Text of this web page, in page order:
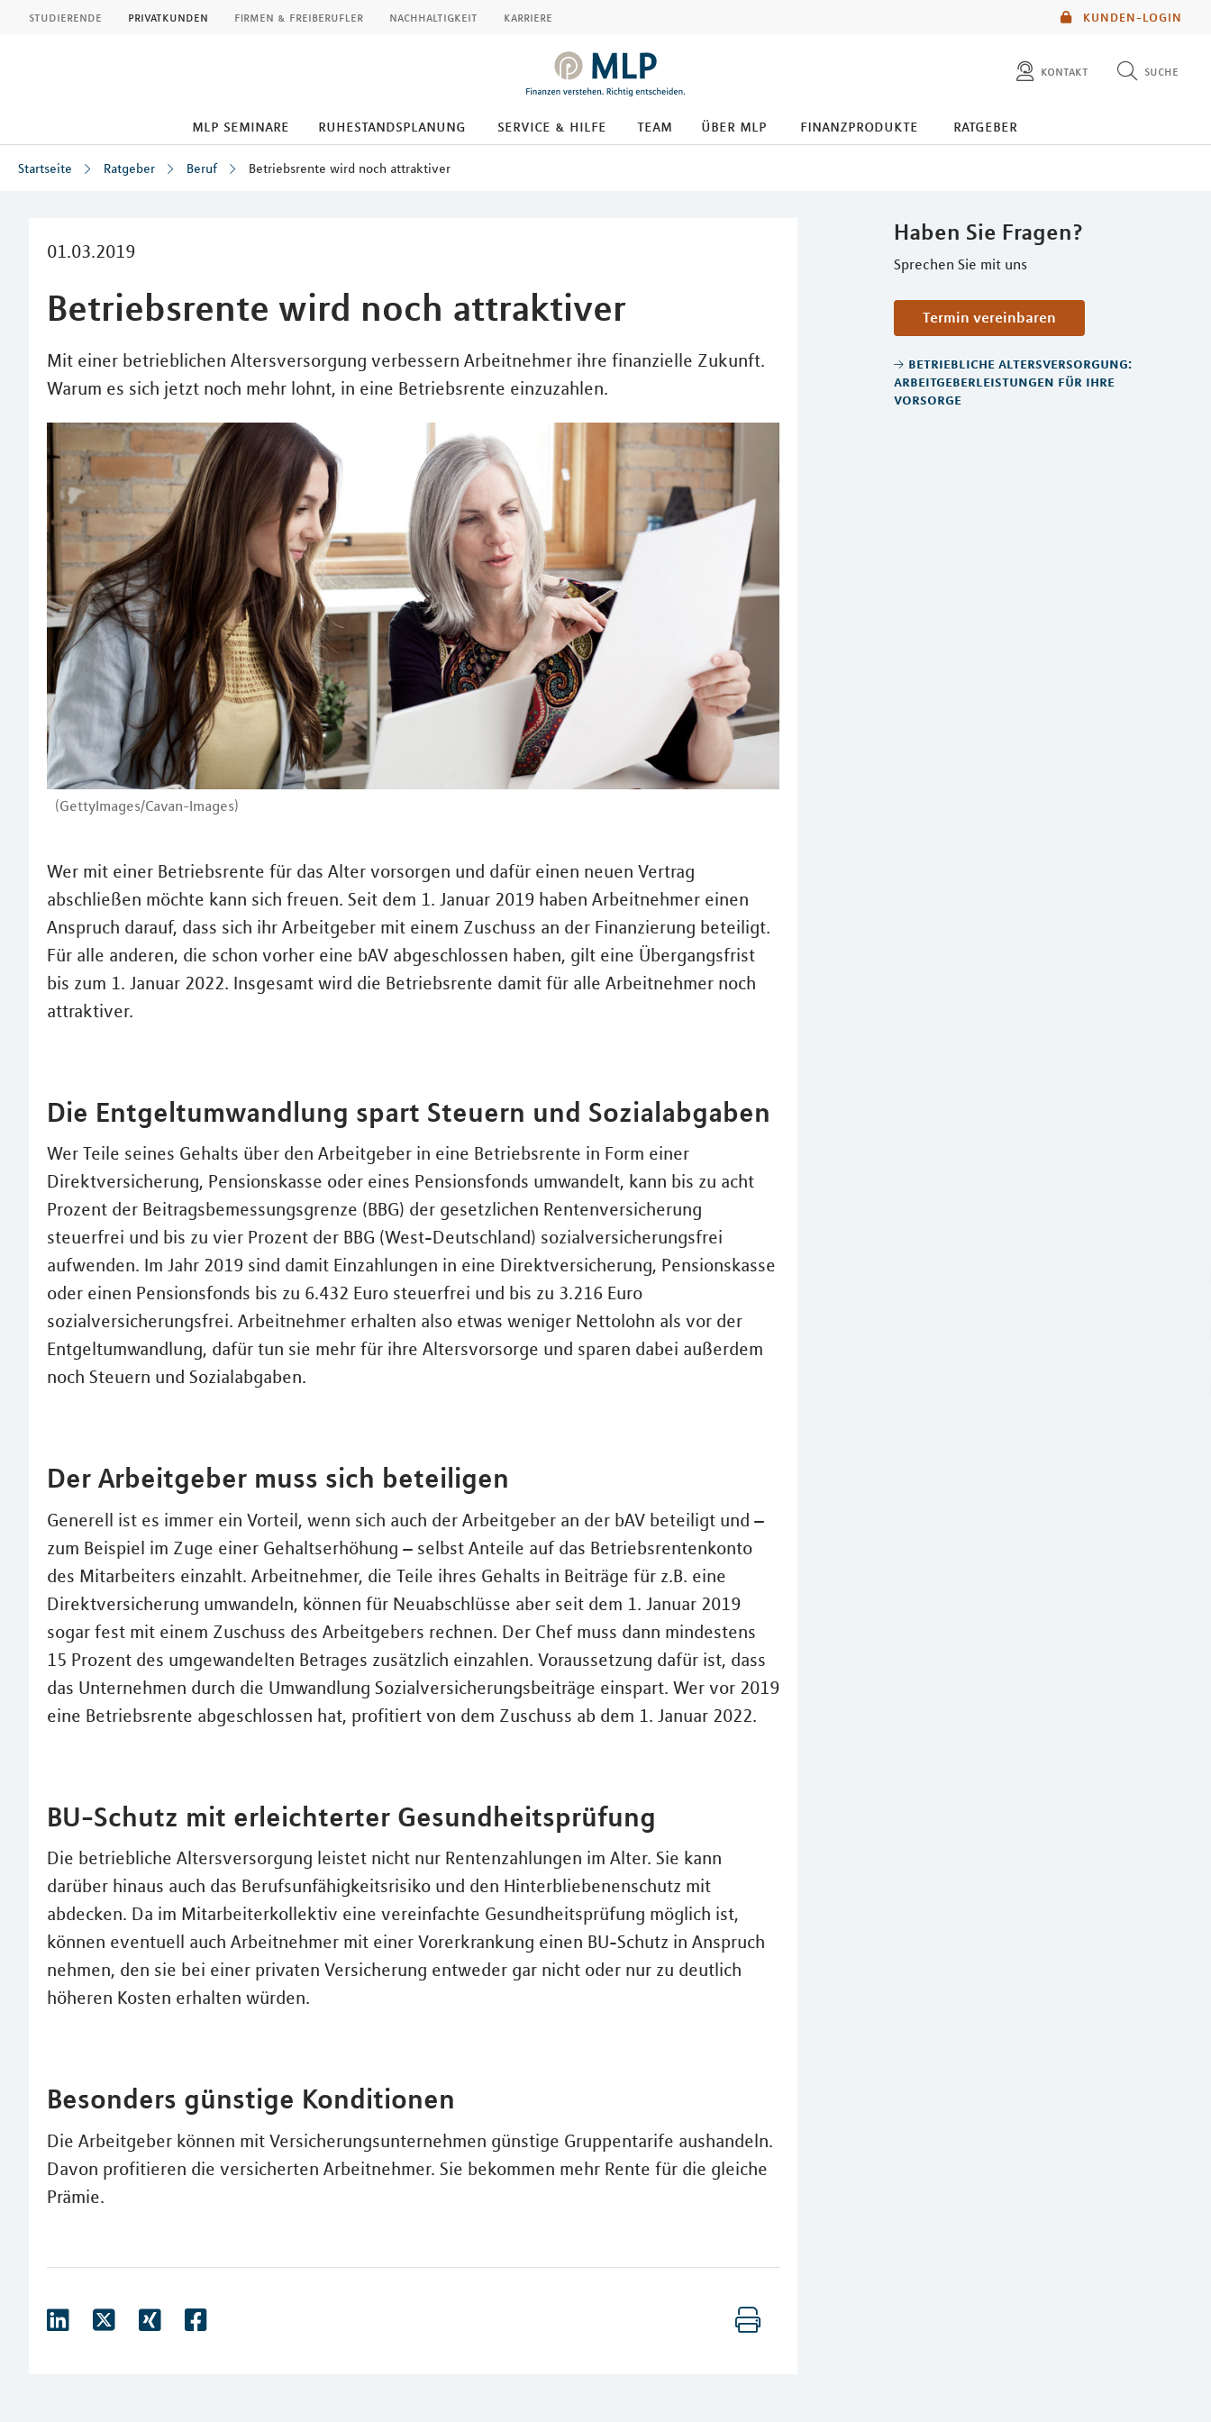
KUNDEN-LOGIN
studierende privatkunden firmen & freiberufler nachhaltigkeit karriere
kontakt suche
diese website durchsuchen
mlp seminare ruhestandsplanung service & hilfe team über mlp finanzprodukte ratgeber
Startseite Ratgeber Beruf Betriebsrente wird noch attraktiver
01.03.2019
Betriebsrente wird noch attraktiver
Mit einer betrieblichen Altersversorgung verbessern Arbeitnehmer ihre finanzielle Zukunft.
Warum es sich jetzt noch mehr lohnt, in eine Betriebsrente einzuzahlen.
(GettyImages/Cavan-Images)
Haben Sie Fragen?
Sprechen Sie mit uns
Termin vereinbaren
betriebliche altersversorgung:
arbeitgeberleistungen für ihre
vorsorge
Wer mit einer Betriebsrente für das Alter vorsorgen und dafür einen neuen Vertrag
abschließen möchte kann sich freuen. Seit dem 1. Januar 2019 haben Arbeitnehmer einen
Anspruch darauf, dass sich ihr Arbeitgeber mit einem Zuschuss an der Finanzierung beteiligt.
Für alle anderen, die schon vorher eine bAV abgeschlossen haben, gilt eine Übergangsfrist
bis zum 1. Januar 2022. Insgesamt wird die Betriebsrente damit für alle Arbeitnehmer noch
attraktiver.
Die Entgeltumwandlung spart Steuern und Sozialabgaben
Wer Teile seines Gehalts über den Arbeitgeber in eine Betriebsrente in Form einer
Direktversicherung, Pensionskasse oder eines Pensionsfonds umwandelt, kann bis zu acht
Prozent der Beitragsbemessungsgrenze (BBG) der gesetzlichen Rentenversicherung
steuerfrei und bis zu vier Prozent der BBG (West-Deutschland) sozialversicherungsfrei
aufwenden. Im Jahr 2019 sind damit Einzahlungen in eine Direktversicherung, Pensionskasse
oder einen Pensionsfonds bis zu 6.432 Euro steuerfrei und bis zu 3.216 Euro
sozialversicherungsfrei. Arbeitnehmer erhalten also etwas weniger Nettolohn als vor der
Entgeltumwandlung, dafür tun sie mehr für ihre Altersvorsorge und sparen dabei außerdem
noch Steuern und Sozialabgaben.
Der Arbeitgeber muss sich beteiligen
Generell ist es immer ein Vorteil, wenn sich auch der Arbeitgeber an der bAV beteiligt und –
zum Beispiel im Zuge einer Gehaltserhöhung – selbst Anteile auf das Betriebsrentenkonto
des Mitarbeiters einzahlt. Arbeitnehmer, die Teile ihres Gehalts in Beiträge für z.B. eine
Direktversicherung umwandeln, können für Neuabschlüsse aber seit dem 1. Januar 2019
sogar fest mit einem Zuschuss des Arbeitgebers rechnen. Der Chef muss dann mindestens
15 Prozent des umgewandelten Betrages zusätzlich einzahlen. Voraussetzung dafür ist, dass
das Unternehmen durch die Umwandlung Sozialversicherungsbeiträge einspart. Wer vor 2019
eine Betriebsrente abgeschlossen hat, profitiert von dem Zuschuss ab dem 1. Januar 2022.
BU-Schutz mit erleichterter Gesundheitsprüfung
Die betriebliche Altersversorgung leistet nicht nur Rentenzahlungen im Alter. Sie kann
darüber hinaus auch das Berufsunfähigkeitsrisiko und den Hinterbliebenenschutz mit
abdecken. Da im Mitarbeiterkollektiv eine vereinfachte Gesundheitsprüfung möglich ist,
können eventuell auch Arbeitnehmer mit einer Vorerkrankung einen BU-Schutz in Anspruch
nehmen, den sie bei einer privaten Versicherung entweder gar nicht oder nur zu deutlich
höheren Kosten erhalten würden.
Besonders günstige Konditionen
Die Arbeitgeber können mit Versicherungsunternehmen günstige Gruppentarife aushandeln.
Davon profitieren die versicherten Arbeitnehmer. Sie bekommen mehr Rente für die gleiche
Prämie.